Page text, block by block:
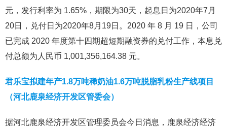
元，发行利率为 1.65%，期限为30天，起息日为2020年7月
20日，兑付日为2020年8月19日。2020 年 8 月 19 日，公司
已完成 2020 年度第十四期超短期融资券的兑付工作，本息兑
付总额为人民币 1,001,356,164.38 元。
君乐宝拟建年产1.8万吨稀奶油1.6万吨脱脂乳粉生产线项目
（河北鹿泉经济开发区管委会）
据河北鹿泉经济开发区管理委员会今日消息，鹿泉经济经济